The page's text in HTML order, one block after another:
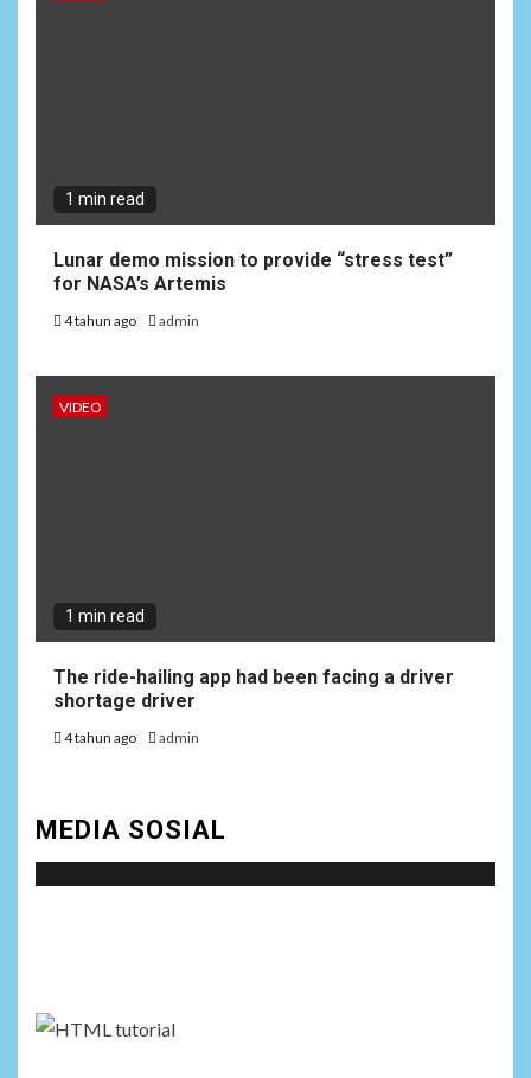
1 min read
Lunar demo mission to provide “stress test”
for NASA’s Artemis
4 tahun ago admin
VIDEO
1 min read
The ride-hailing app had been facing a driver
shortage driver
4 tahun ago admin
MEDIA SOSIAL
6 NEWS
Kelola Tenaga Ahli Fiktif,
Prabowo
NEWS
Istri AKP Padlun Alfitri Minta
Satreskrim Polres Batu Bara